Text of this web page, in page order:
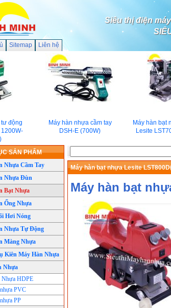
Siêu thị điện
Sitemap Liên hệ
Máy hàn nhựa cầm tay
DSH-E (700W)
Máy hàn bạt
Lesite
SẢN PHẨM
Nhựa Cầm Tay
Nhựa Đùn
Bạt Nhựa
Ống Nhựa
Hơi Nóng
Nhựa Tự Động
Màng Nhựa
Kiên Máy Hàn Nhựa
Nhựa
Nhựa HDPE
PVC
PP
Máy hàn bạt nhựa Lesite
Máy hàn bạt